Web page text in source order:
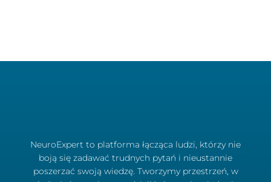
NeuroExpert to platforma łącząca ludzi, którzy nie
boją się zadawać trudnych pytań i nieustannie
poszerzać swoją wiedzę. Tworzymy przestrzeń, w